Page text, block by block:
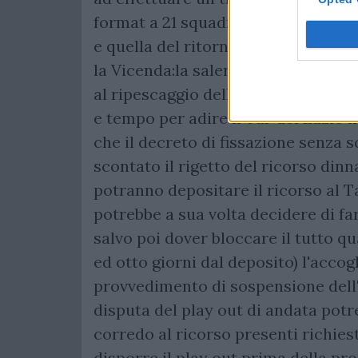
format a 21 squadre qualora
e quella del ritorno dello
la Vicenda:la salernitana dopo la
al ripescaggio della Sampdoria, a
e tempo per adire il Tar del Lazio
che il decreto di fissazione senza
scontato il rigetto del ricorso
potranno depositare il ricorso al
potrebbe a sua volta decidere di
salvo poi dover bloccare il tutto
ed otto giorni dal deposito)
provvedimento di sospensione
disputa del play out di andata
corredo al ricorso presenti